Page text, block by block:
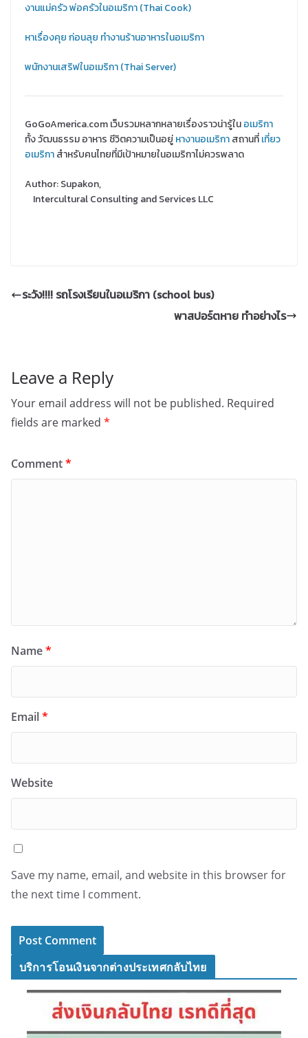
งานแม่ครัว พ่อครัวในอเมริกา (Thai Cook)
หาเรื่องคุย ก่อนลุย ทำงานร้านอาหารในอเมริกา
พนักงานเสริฟในอเมริกา (Thai Server)
GoGoAmerica.com เว็บรวมหลากหลายเรื่องราวน่ารู้ในอเมริกา
ทั้ง วัฒนธรรม อาหาร ชีวิตความเป็นอยู่หางานอเมริกาสถานที่เที่ยว
อเมริกาสำหรับคนไทยที่มีเป้าหมายในอเมริกาไม่ควรพลาด
Author: Supakon,
Intercultural Consulting and Services LLC
ระวัง!!!! รถโรงเรียนในอเมริกา (school bus)
พาสปอร์ตหาย ทำอย่างไร
Leave a Reply
Your email address will not be published. Required
fields are marked *
Comment*
Name*
Email*
Website
Save my name, email, and website in this browser for
the next time I comment.
บริการโอนเงินจากต่างประเทศกลับไทย